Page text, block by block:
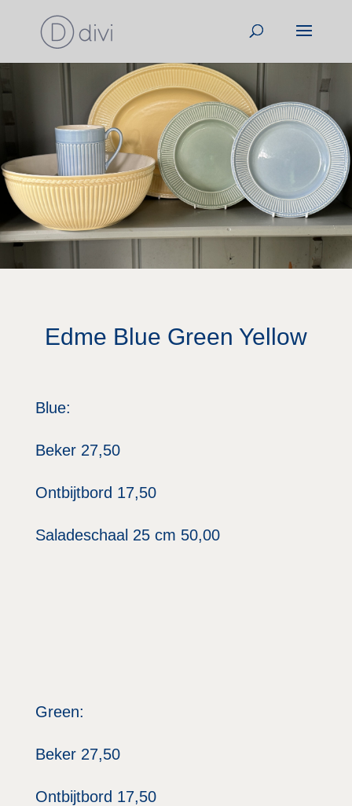
Edme Blue Green Yellow
Blue:
Beker 27,50
Ontbijtbord 17,50
Saladeschaal 25 cm 50,00
Green:
Beker 27,50
Ontbijtbord 17,50